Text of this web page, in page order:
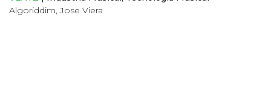
Algoriddim, Jose Viera